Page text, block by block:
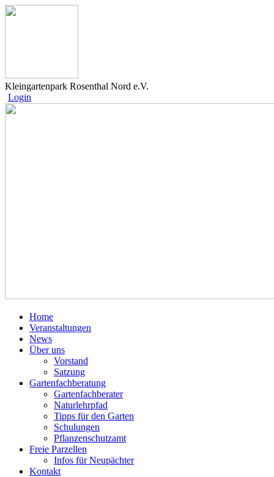
Kleingartenpark Rosenthal Nord e.V.
Login
Home
Veranstaltungen
News
Über uns
Vorstand
Satzung
Gartenfachberatung
Gartenfachberater
Naturlehrpfad
Tipps für den Garten
Schulungen
Pflanzenschutzamt
Freie Parzellen
Infos für Neupächter
Kontakt